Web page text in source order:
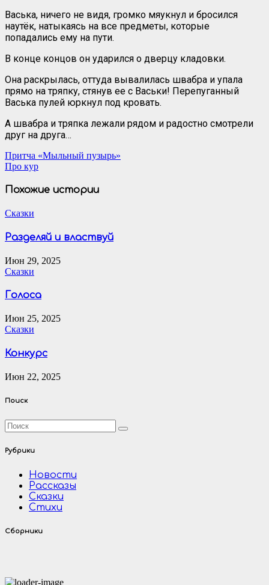
Васька, ничего не видя, громко мяукнул и бросился
наутёк, натыкаясь на все предметы, которые
попадались ему на пути.
В конце концов он ударился о дверцу кладовки.
Она раскрылась, оттуда вывалилась швабра и упала
прямо на тряпку, стянув ее с Васьки! Перепуганный
Васька пулей юркнул под кровать.
А швабра и тряпка лежали рядом и радостно смотрели
друг на друга…
Навигация
по
записям
Притча «Мыльный пузырь»
Про кур
Похожие истории
Сказки
Разделяй и властвуй
Июн 29, 2025
Сказки
Голоса
Июн 25, 2025
Сказки
Конкурс
Июн 22, 2025
Поиск
Рубрики
Новости
Рассказы
Сказки
Стихи
Сборники